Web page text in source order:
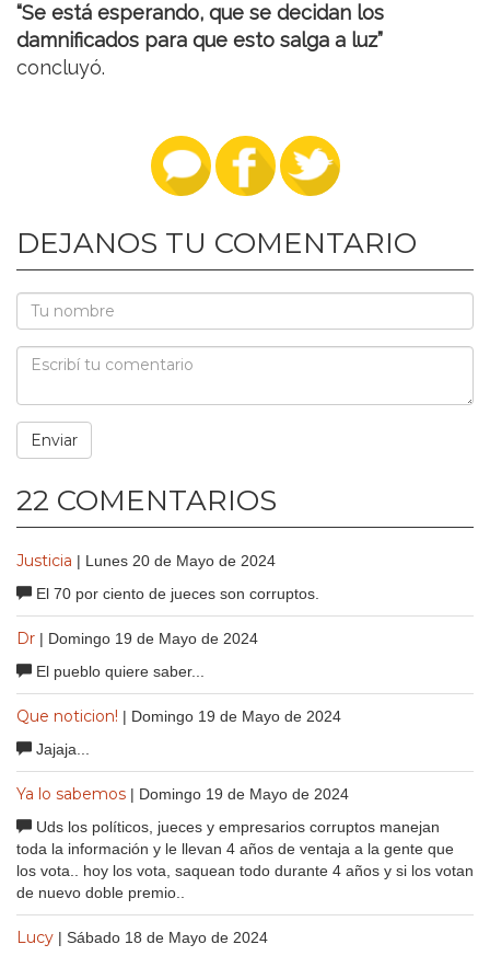
“Se está esperando, que se decidan los
damnificados para que esto salga a luz”
concluyó.
DEJANOS TU COMENTARIO
22 COMENTARIOS
Justicia | Lunes 20 de Mayo de 2024
El 70 por ciento de jueces son corruptos.
Dr | Domingo 19 de Mayo de 2024
El pueblo quiere saber...
Que noticion! | Domingo 19 de Mayo de 2024
Jajaja...
Ya lo sabemos | Domingo 19 de Mayo de 2024
Uds los políticos, jueces y empresarios corruptos manejan
toda la información y le llevan 4 años de ventaja a la gente que
los vota.. hoy los vota, saquean todo durante 4 años y si los votan
de nuevo doble premio..
Lucy | Sábado 18 de Mayo de 2024